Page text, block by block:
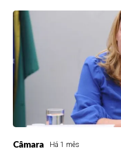
Câmara Há 1 mês